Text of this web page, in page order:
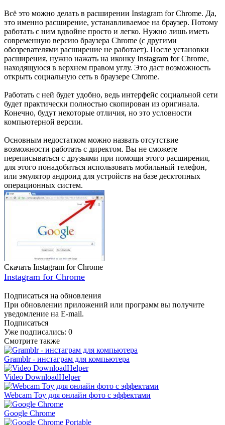
Всё это можно делать в расширении Instagram for Chrome. Да,
это именно расширение, устанавливаемое на браузер. Потому
работать с ним вдвойне просто и легко. Нужно лишь иметь
современную версию браузера Chrome (с другими
обозревателями расширение не работает). После установки
расширения, нужно нажать на иконку Instagram for Chrome,
находящуюся в верхнем правом углу. Это даст возможность
открыть социальную сеть в браузере Chrome.
Работать с ней будет удобно, ведь интерфейс социальной сети
будет практически полностью скопирован из оригинала.
Конечно, будут некоторые отличия, но это условности
компьютерной версии.
Основным недостатком можно назвать отсутствие
возможности работать с директом. Вы не сможете
переписываться с друзьями при помощи этого расширения,
для этого понадобиться использовать мобильный телефон,
или эмулятор андроид для устройств на базе десктопных
операционных систем.
Скачать Instagram for Chrome
Instagram for Chrome
Подписаться на обновления
При обновлении приложений или программ вы получите
уведомление на E-mail.
Подписаться
Уже подписались: 0
Смотрите также
Gramblr - инстаграм для компьютера
Video DownloadHelper
Webcam Toy для онлайн фото с эффектами
Google Chrome